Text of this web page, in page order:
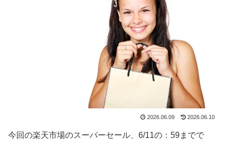
2026.06.09 2026.06.10
今回の楽天市場のスーパーセール、6/11の：59までで